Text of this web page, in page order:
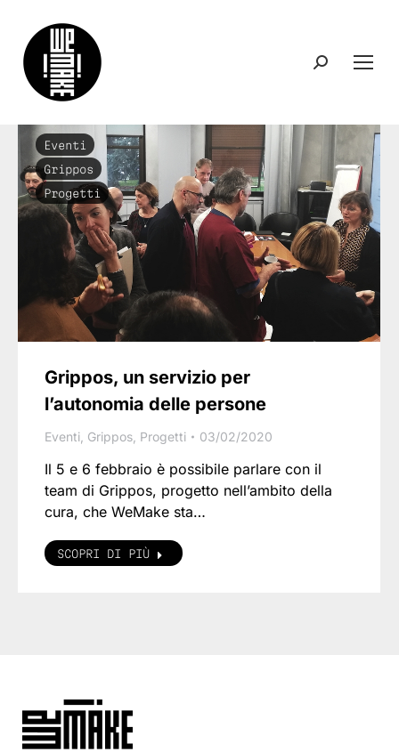
Search:
Eventi
Grippos
Progetti
Grippos, un servizio per
l’autonomia delle persone
Eventi Grippos Progetti 03/02/2020
Il 5 e 6 febbraio è possibile parlare con il
team di Grippos, progetto nell’ambito della
cura, che WeMake sta…
SCOPRI DI PIÙ